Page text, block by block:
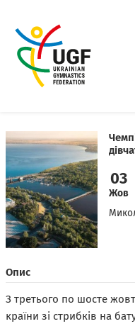
03
Жов
Опис
З третього по шосте
країни зі стрибків на